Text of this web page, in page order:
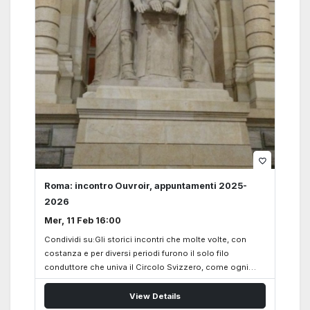
oppure…
favorite_border
Roma: incontro Ouvroir, appuntamenti 2025-
2026
Mer, 11 Feb 16:00
Condividi su:Gli storici incontri che molte volte, con
costanza e per diversi periodi furono il solo filo
conduttore che univa il Circolo Svizzero, come ogni
anno in autunno riprendono forza e vigore. Anche
quest’anno, 2025-2026, gli incontri dell’Ouvroir verranno
View Details